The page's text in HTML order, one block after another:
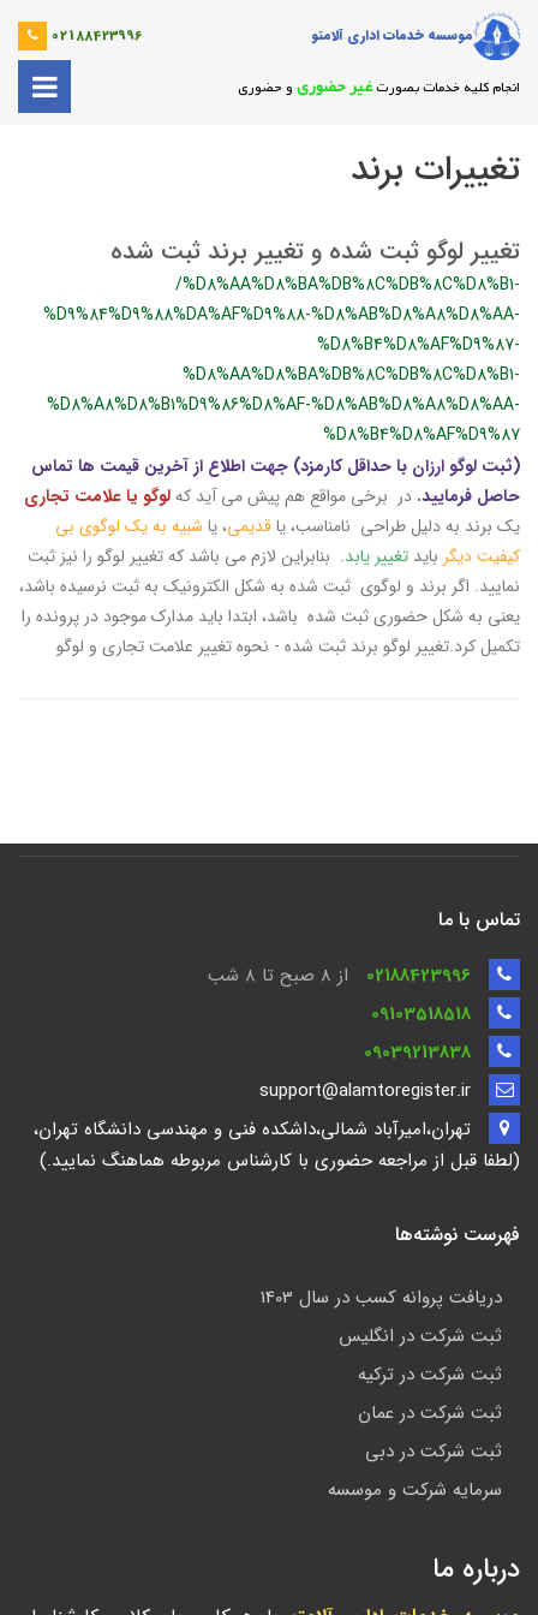
موسسه خدمات اداری آلامتو 02188423996
انجام کلیه خدمات بصورتغیر حضوری و حضوری
تغییرات برند
تغییر لوگو ثبت شده و تغییر برند ثبت شده
/%D8%AA%D8%BA%DB%8C%DB%8C%D8%B1-
%D9%84%D9%88%DA%AF%D9%88-%D8%AB%D8%A8%D8%AA-
%D8%B4%D8%AF%D9%87-
%D8%AA%D8%BA%DB%8C%DB%8C%D8%B1-
%D8%A8%D8%B1%D9%86%D8%AF-%D8%AB%D8%A8%D8%AA-
%D8%B4%D8%AF%D9%87
(ثبت لوگو ارزان با حداقل کارمزد) جهت اطلاع از آخرین قیمت ها تماس
حاصل فرمایید. در برخی مواقع هم پیش می آید کهلوگو یا علامت تجاری
یک برند به دلیل طراحی نامناسب، یاقدیمی، یا شبیه به یک لوگوی بی
کیفیت دیگر باید تغییر یابد. بنابراین لازم می باشد که تغییر لوگو را نیز ثبت
نمایید. اگر برند و لوگوی ثبت شده به شکل الکترونیک به ثبت نرسیده باشد،
یعنی به شکل حضوری ثبت شده باشد، ابتدا باید مدارک موجود در پرونده را
تکمیل کرد.تغییر لوگو برند ثبت شده - نحوه تغییر علامت تجاری و لوگو
تماس با ما
02188423996
از 8 صبح تا ۸ شب
09103518518
09039213838
support@alamtoregister.ir
تهران،امیرآباد شمالی،داشکده فنی و مهندسی دانشگاه تهران،
(لطفا قبل از مراجعه حضوری با کارشناس مربوطه هماهنگ نمایید.)
فهرست نوشته‌ها
دریافت پروانه کسب در سال 1403
ثبت شرکت در انگلیس
ثبت شرکت در ترکیه
ثبت شرکت در عمان
ثبت شرکت در دبی
سرمایه شرکت و موسسه
درباره ما